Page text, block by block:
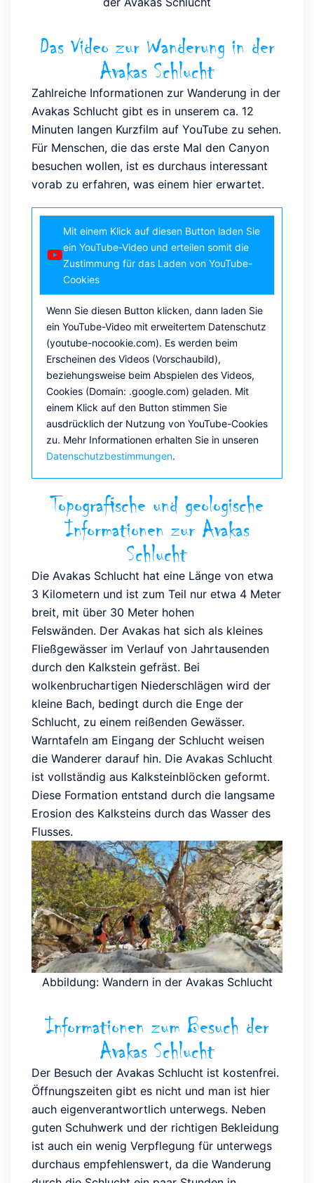
Das Video zur Wanderung in der
Avakas Schlucht
Zahlreiche Informationen zur Wanderung in der
Avakas Schlucht gibt es in unserem ca. 12
Minuten langen Kurzfilm auf YouTube zu sehen.
Für Menschen, die das erste Mal den Canyon
besuchen wollen, ist es durchaus interessant
vorab zu erfahren, was einem hier erwartet.
Mit einem Klick auf diesen Button laden Sie
ein YouTube-Video und erteilen somit die
Zustimmung für das Laden von YouTube-
Cookies
Wenn Sie diesen Button klicken, dann laden Sie
ein YouTube-Video mit erweitertem Datenschutz
(youtube-nocookie.com). Es werden beim
Erscheinen des Videos (Vorschaubild),
beziehungsweise beim Abspielen des Videos,
Cookies (Domain: .google.com) geladen. Mit
einem Klick auf den Button stimmen Sie
ausdrücklich der Nutzung von YouTube-Cookies
zu. Mehr Informationen erhalten Sie in unseren
Datenschutzbestimmungen.
Topografische und geologische
Informationen zur Avakas
Schlucht
Die Avakas Schlucht hat eine Länge von etwa
3 Kilometern und ist zum Teil nur etwa 4 Meter
breit, mit über 30 Meter hohen
Felswänden. Der Avakas hat sich als kleines
Fließgewässer im Verlauf von Jahrtausenden
durch den Kalkstein gefräst. Bei
wolkenbruchartigen Niederschlägen wird der
kleine Bach, bedingt durch die Enge der
Schlucht, zu einem reißenden Gewässer.
Warntafeln am Eingang der Schlucht weisen
die Wanderer darauf hin. Die Avakas Schlucht
ist vollständig aus Kalksteinblöcken geformt.
Diese Formation entstand durch die langsame
Erosion des Kalksteins durch das Wasser des
Flusses.
Abbildung: Wandern in der Avakas Schlucht
Informationen zum Besuch der
Avakas Schlucht
Der Besuch der Avakas Schlucht ist kostenfrei.
Öffnungszeiten gibt es nicht und man ist hier
auch eigenverantwortlich unterwegs. Neben
guten Schuhwerk und der richtigen Bekleidung
ist auch ein wenig Verpflegung für unterwegs
durchaus empfehlenswert, da die Wanderung